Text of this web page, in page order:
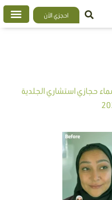
احجزي الآن
حجازي استشاري الجلدية